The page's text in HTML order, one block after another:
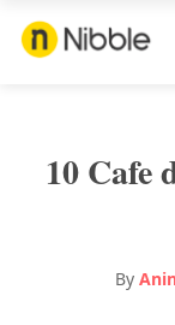
10 Cafe
By